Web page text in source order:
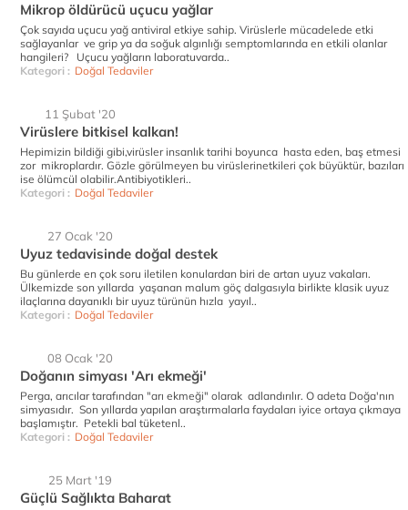
Mikrop öldürücü uçucu yağlar
Çok sayıda uçucu yağ antiviral etkiye sahip. Virüslerle mücadelede etki
sağlayanlar ve grip ya da soğuk algınlığı semptomlarında en etkili olanlar
hangileri? Uçucu yağların laboratuvarda..
Kategori : Doğal Tedaviler
11 Şubat '20
Virüslere bitkisel kalkan!
Hepimizin bildiği gibi,virüsler insanlık tarihi boyunca hasta eden, baş etmesi
zor mikroplardır. Gözle görülmeyen bu virüslerinetkileri çok büyüktür, bazıları
ise ölümcül olabilir.Antibiyotikleri..
Kategori : Doğal Tedaviler
27 Ocak '20
Uyuz tedavisinde doğal destek
Bu günlerde en çok soru iletilen konulardan biri de artan uyuz vakaları.
Ülkemizde son yıllarda yaşanan malum göç dalgasıyla birlikte klasik uyuz
ilaçlarına dayanıklı bir uyuz türünün hızla yayıl..
Kategori : Doğal Tedaviler
08 Ocak '20
Doğanın simyası 'Arı ekmeği'
Perga, arıcılar tarafından "arı ekmeği" olarak adlandırılır. O adeta Doğa'nın
simyasıdır. Son yıllarda yapılan araştırmalarla faydaları iyice ortaya çıkmaya
başlamıştır. Petekli bal tüketenl..
Kategori : Doğal Tedaviler
25 Mart '19
Güçlü Sağlıkta Baharat